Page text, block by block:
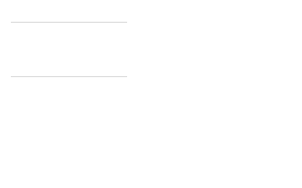
Caferağa Mah. Dr. Şakir Paşa Sok.
+90 543 345 46 00